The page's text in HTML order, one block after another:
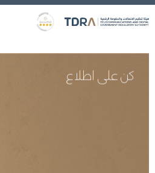
Logo
Gold star Logo
كن على اطلاع